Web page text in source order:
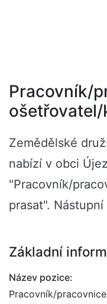
Pracovník/
Zemědělské
nabízí v obci
"Pracovník/
prasat". Nástupní
Základní
Název pozice:
Pracovník/